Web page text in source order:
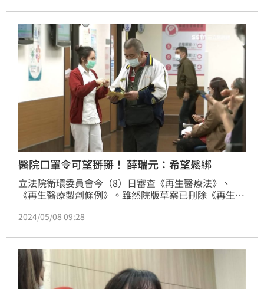
之前把新冠（COVID-19）肺炎防治的相關管制措施做
一個結束，應該也是個不錯的選擇。（記者：簡浩正）
醫院口罩令可望掰掰！ 薛瑞元：希望鬆綁
立法院衛環委員會今（8）日審查《再生醫療法》、
《再生醫療製劑條例》。雖然院版草案已刪除《再生醫
而保留爭議條文的事件，走上回頭路。對此，衛福部長
完，「衛福部一定會捍衛自己版本」；另，醫院口罩令
鬆綁部分，薛瑞元說仍由專家討論後做決定，但的確往
這方面走。（記者：簡浩正）
2024/05/08 09:28